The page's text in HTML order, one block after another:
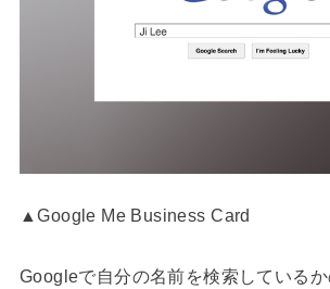
▲Google Me Business Card
Googleで自分の名前を検索している